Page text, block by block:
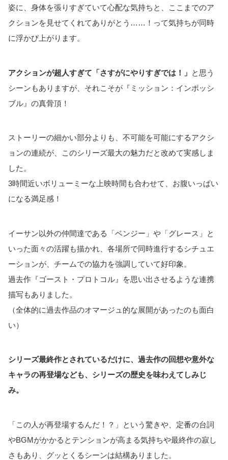
姿に、身体を張りすぎていて心配な気持ちと、ここまでのア
クションを見せてくれてありがとう……！って気持ちが同時
に浮かび上がります。
アクションが超人すぎて「さすがにやりすぎでは！」 と思う
シーンもありますが、それこそが『ミッション：インポッシ
ブル』の真骨頂！
ストーリーの細かい部分よりも、不可能を可能にするアクシ
ョンの連続が、このシリーズ最大の魅力だと改めて実感しま
した。
3時間近いボリューミーな上映時間も合わせて、お腹いっぱい
になる満足感！
イーサン以外の仲間達である「ベンジー」や「グレース」と
いった面々の活躍も描かれ、各場所で同時進行するシチュエ
ーションが、チームでの協力を強調していて好印象。
過去作『ゴースト・プロトコル』を思い出させるような連携
描写もありました。
（全体的に過去作品のオマージュ的な展開があったのも面白
い）
シリーズ最終作とされているだけに、過去作の回想や意外な
キャラの再登場なども、シリーズの歴史を味わえてしみじ
み。
「この人が再登場するんだ！？」という驚きや、定番の台詞
やBGMがかかるとテンションが高まる気持ちや最終作の寂し
さもあり、グッとくるシーンは結構ありました。